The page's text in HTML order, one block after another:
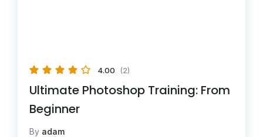
4.00 (2)
Ultimate Photoshop Training: From
Beginner
By adam